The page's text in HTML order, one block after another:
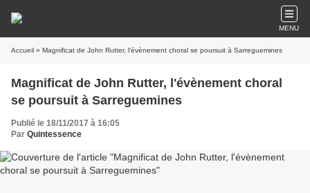
MENU
Accueil » Magnificat de John Rutter, l'évènement choral se poursuit à Sarreguemines
Magnificat de John Rutter, l'évènement choral
se poursuit à Sarreguemines
Publié le 18/11/2017 à 16:05
Par Quintessence